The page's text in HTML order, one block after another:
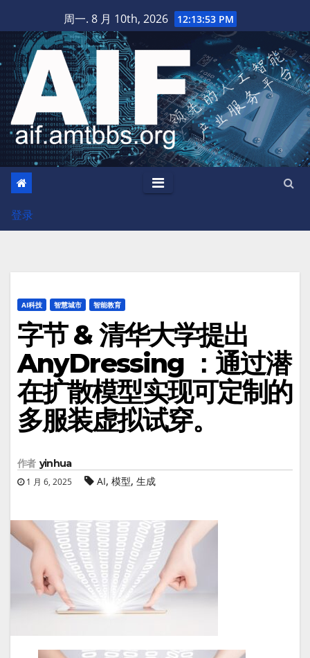
至
内
容
周一. 8 月 10th, 2026 12:13:54 PM
登录
AI科技 智慧城市 智能教育
字节 & 清华大学提出
AnyDressing ：通过潜
在扩散模型实现可定制的
多服装虚拟试穿。
作者 yinhua
1 月 6, 2025 AI, 模型, 生成